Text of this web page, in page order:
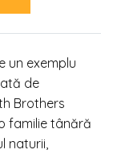
un exemplu
de
Brothers
familie tânără
naturii,